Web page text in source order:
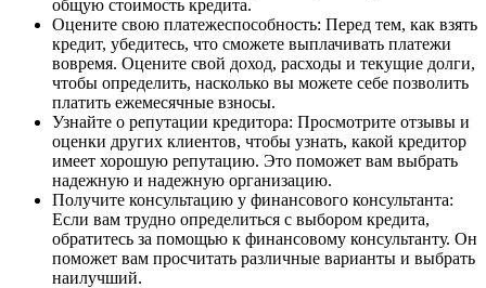
общую стоимость кредита.
Оцените свою платежеспособность: Перед тем, как взять
кредит, убедитесь, что сможете выплачивать платежи
вовремя. Оцените свой доход, расходы и текущие долги,
чтобы определить, насколько вы можете себе позволить
платить ежемесячные взносы.
Узнайте о репутации кредитора: Просмотрите отзывы и
оценки других клиентов, чтобы узнать, какой кредитор
имеет хорошую репутацию. Это поможет вам выбрать
надежную и надежную организацию.
Получите консультацию у финансового консультанта:
Если вам трудно определиться с выбором кредита,
обратитесь за помощью к финансовому консультанту. Он
поможет вам просчитать различные варианты и выбрать
наилучший.